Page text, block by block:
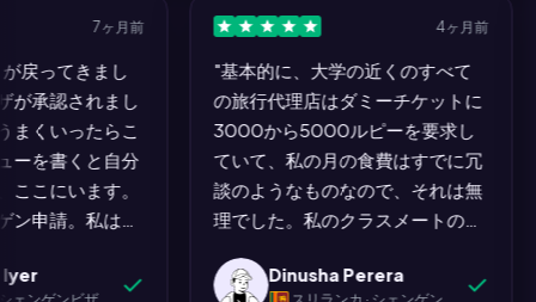
は
れ
脳
を
ルの予約、保険、予約スロットの
確保...痛みを伴いました。
MyJet24でのフライト予約は四分
で完了し、ストレスはゼロでし
た。シェンゲンプロセスの残りが
これのように機能していれば、誰
も文句を言わないでしょう。"
で行っ
にお金を
プレイし
す。ラゴ
なく進み
ライト書
せんでし
7ヶ月前
トが戻ってきまし
ザが承認されまし
うまくいったらこ
ューを書くと自分
、ここにいます。
ゲン申請。私は数
に何かがうまくい
Iyer
4ヶ月前
"基本的に、大学の近くのすべて
の旅行代理店はダミーチケットに
3000から5000ルピーを要求し
ていて、私の月の食費はすでに冗
談のようなものなので、それは無
理でした。私のクラスメートのネ
てビザを取得したので、私も試し
Dinusha Perera